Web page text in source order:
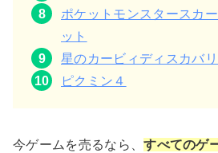
ポケットモンスタースカ
ット
星のカービィディスカバ
ピクミン４
今ゲームを売るなら、すべてのゲ